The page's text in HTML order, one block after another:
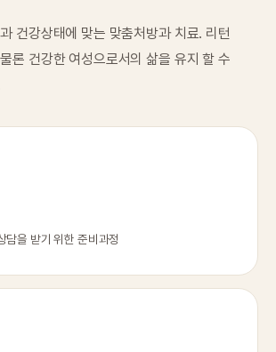
건강상태에 맞는 맞춤처방과 치료. 리턴
론 건강한 여성으로서의 삶을 유지 할 수
담을 받기 위한 준비과정